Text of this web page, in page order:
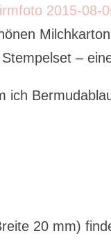
–
ich
20 mm)